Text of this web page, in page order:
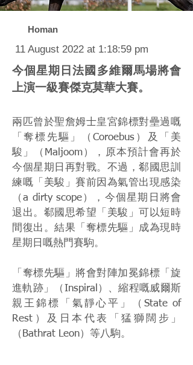
Homan
11 August 2022 at 1:18:59 pm
今個星期日法國多維爾馬場將會
上演一級賽傑克莫華大賽。
兩匹曾於聖詹姆士皇宮錦標對壘過嘅
「奪標先驅」（Coroebus）及「美
駿」（Maljoom），原本預計會再於
今個星期日再對戰。不過，郗國思訓
練嘅「美駿」賽前因為氣管出現感染
（a dirty scope），今個星期日將會
退出。郗國思希望「美駿」可以短時
間復出。結果「奪標先驅」成為現時
星期日嘅熱門賽駒。
「奪標先驅」將會對陣加冕錦標「旋
進軌跡」（Inspiral）、縮程嘅威爾斯
親王錦標「氣靜心平」（State of
Rest）及日本代表「猛獅闊步」
（Bathrat Leon）等八駒。